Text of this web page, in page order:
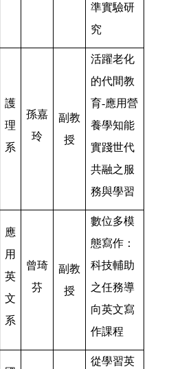
準實驗研
究
護
理
系
孫嘉
玲
副教
授
活躍老化
的代間教
育-應用營
養學知能
實踐世代
共融之服
務與學習
應
用
英
文
系
曾琦
芬
副教
授
數位多模
態寫作：
科技輔助
之任務導
向英文寫
作課程
從學習英